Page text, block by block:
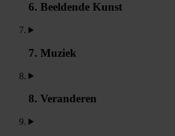
6. Beeldende Kunst
7. Muziek
8. Veranderen